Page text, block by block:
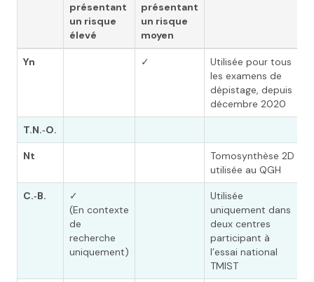
présentant
un risque
élevé
présentant
un risque
moyen
Yn ✓
Utilisée pour tous
les examens de
dépistage, depuis
décembre 2020
T.N.‑O.
Nt
Tomosynthèse 2D
utilisée au QGH
C.‑B.
✓
(En contexte
de
recherche
uniquement)
Utilisée
uniquement dans
deux centres
participant à
l’essai national
TMIST